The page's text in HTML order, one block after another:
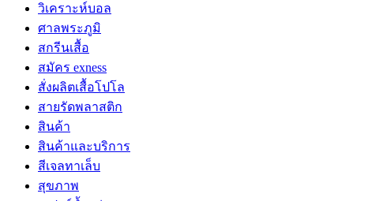
วิเคราะห์บอล
ศาลพระภูมิ
สกรีนเสื้อ
สมัคร exness
สั่งผลิตเสื้อโปโล
สายรัดพลาสติก
สินค้า
สินค้าและบริการ
สีเจลทาเล็บ
สุขภาพ